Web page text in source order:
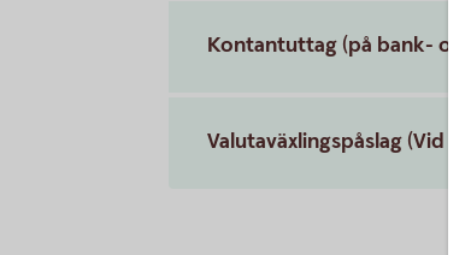
Kontantuttag (på bank-
Valutaväxlingspåslag (Vid